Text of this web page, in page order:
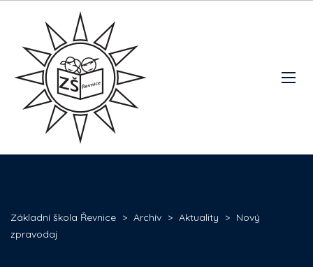
Základní škola Řevnice > Archív > Aktuality > Nový
zpravodaj